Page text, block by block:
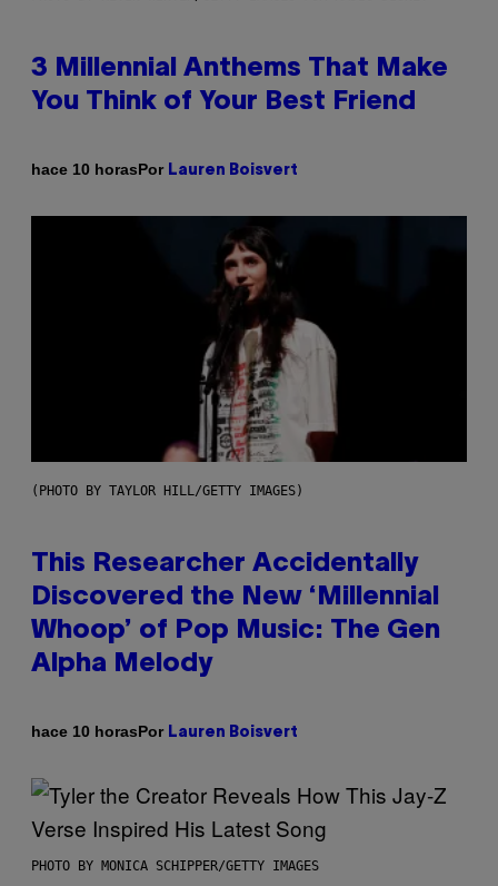
3 Millennial Anthems That Make
You Think of Your Best Friend
hace 10 horasPor Lauren Boisvert
(PHOTO BY TAYLOR HILL/GETTY IMAGES)
This Researcher Accidentally
Discovered the New ‘Millennial
Whoop’ of Pop Music: The Gen
Alpha Melody
hace 10 horasPor Lauren Boisvert
PHOTO BY MONICA SCHIPPER/GETTY IMAGES